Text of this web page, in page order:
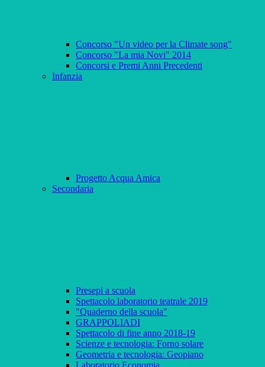
Concorso "Un video per la Climate song"
Concorso "La mia Novi" 2014
Concorsi e Premi Anni Precedenti
Infanzia
Progetto Acqua Amica
Secondaria
Presepi a scuola
Spettacolo laboratorio teatrale 2019
"Quaderno della scuola"
GRAPPOLIADI
Spettacolo di fine anno 2018-19
Scienze e tecnologia: Forno solare
Geometria e tecnologia: Geopiano